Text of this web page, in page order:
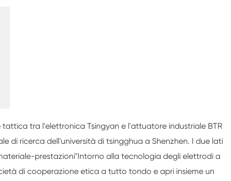
tra l'elettronica Tsingyan e l'attuatore industriale BTR
di ricerca dell'università di tsingghua a Shenzhen. I due lati
prestazioni"Intorno alla tecnologia degli elettrodi a
di cooperazione etica a tutto tondo e apri insieme un